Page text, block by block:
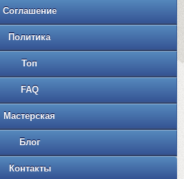
Соглашение
Политика
Топ
FAQ
Мастерская
Блог
Контакты